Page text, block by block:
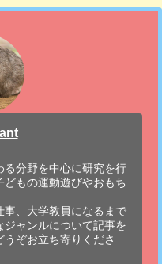
る分野を中心に研究を行
もの運動遊びやおもち
事、大学教員になるまで
ャンルについて記事を
ぞお立ち寄りくださ